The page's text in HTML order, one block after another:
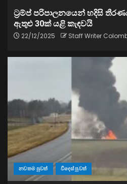
ට්‍රම්ප් පරිපාලනයෙන් හදිසි
ඇතුළු 30ක් යළි කැඳවයි
22/12/2025 Staff Writer
නවතම පුවත් විදෙස් පුවත්